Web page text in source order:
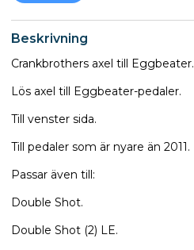
Beskrivning
Crankbrothers axel till Eggbeater.
Lös axel till Eggbeater-pedaler.
Till venster sida.
Till pedaler som är nyare än 2011.
Passar även till:
Double Shot.
Double Shot (2) LE.